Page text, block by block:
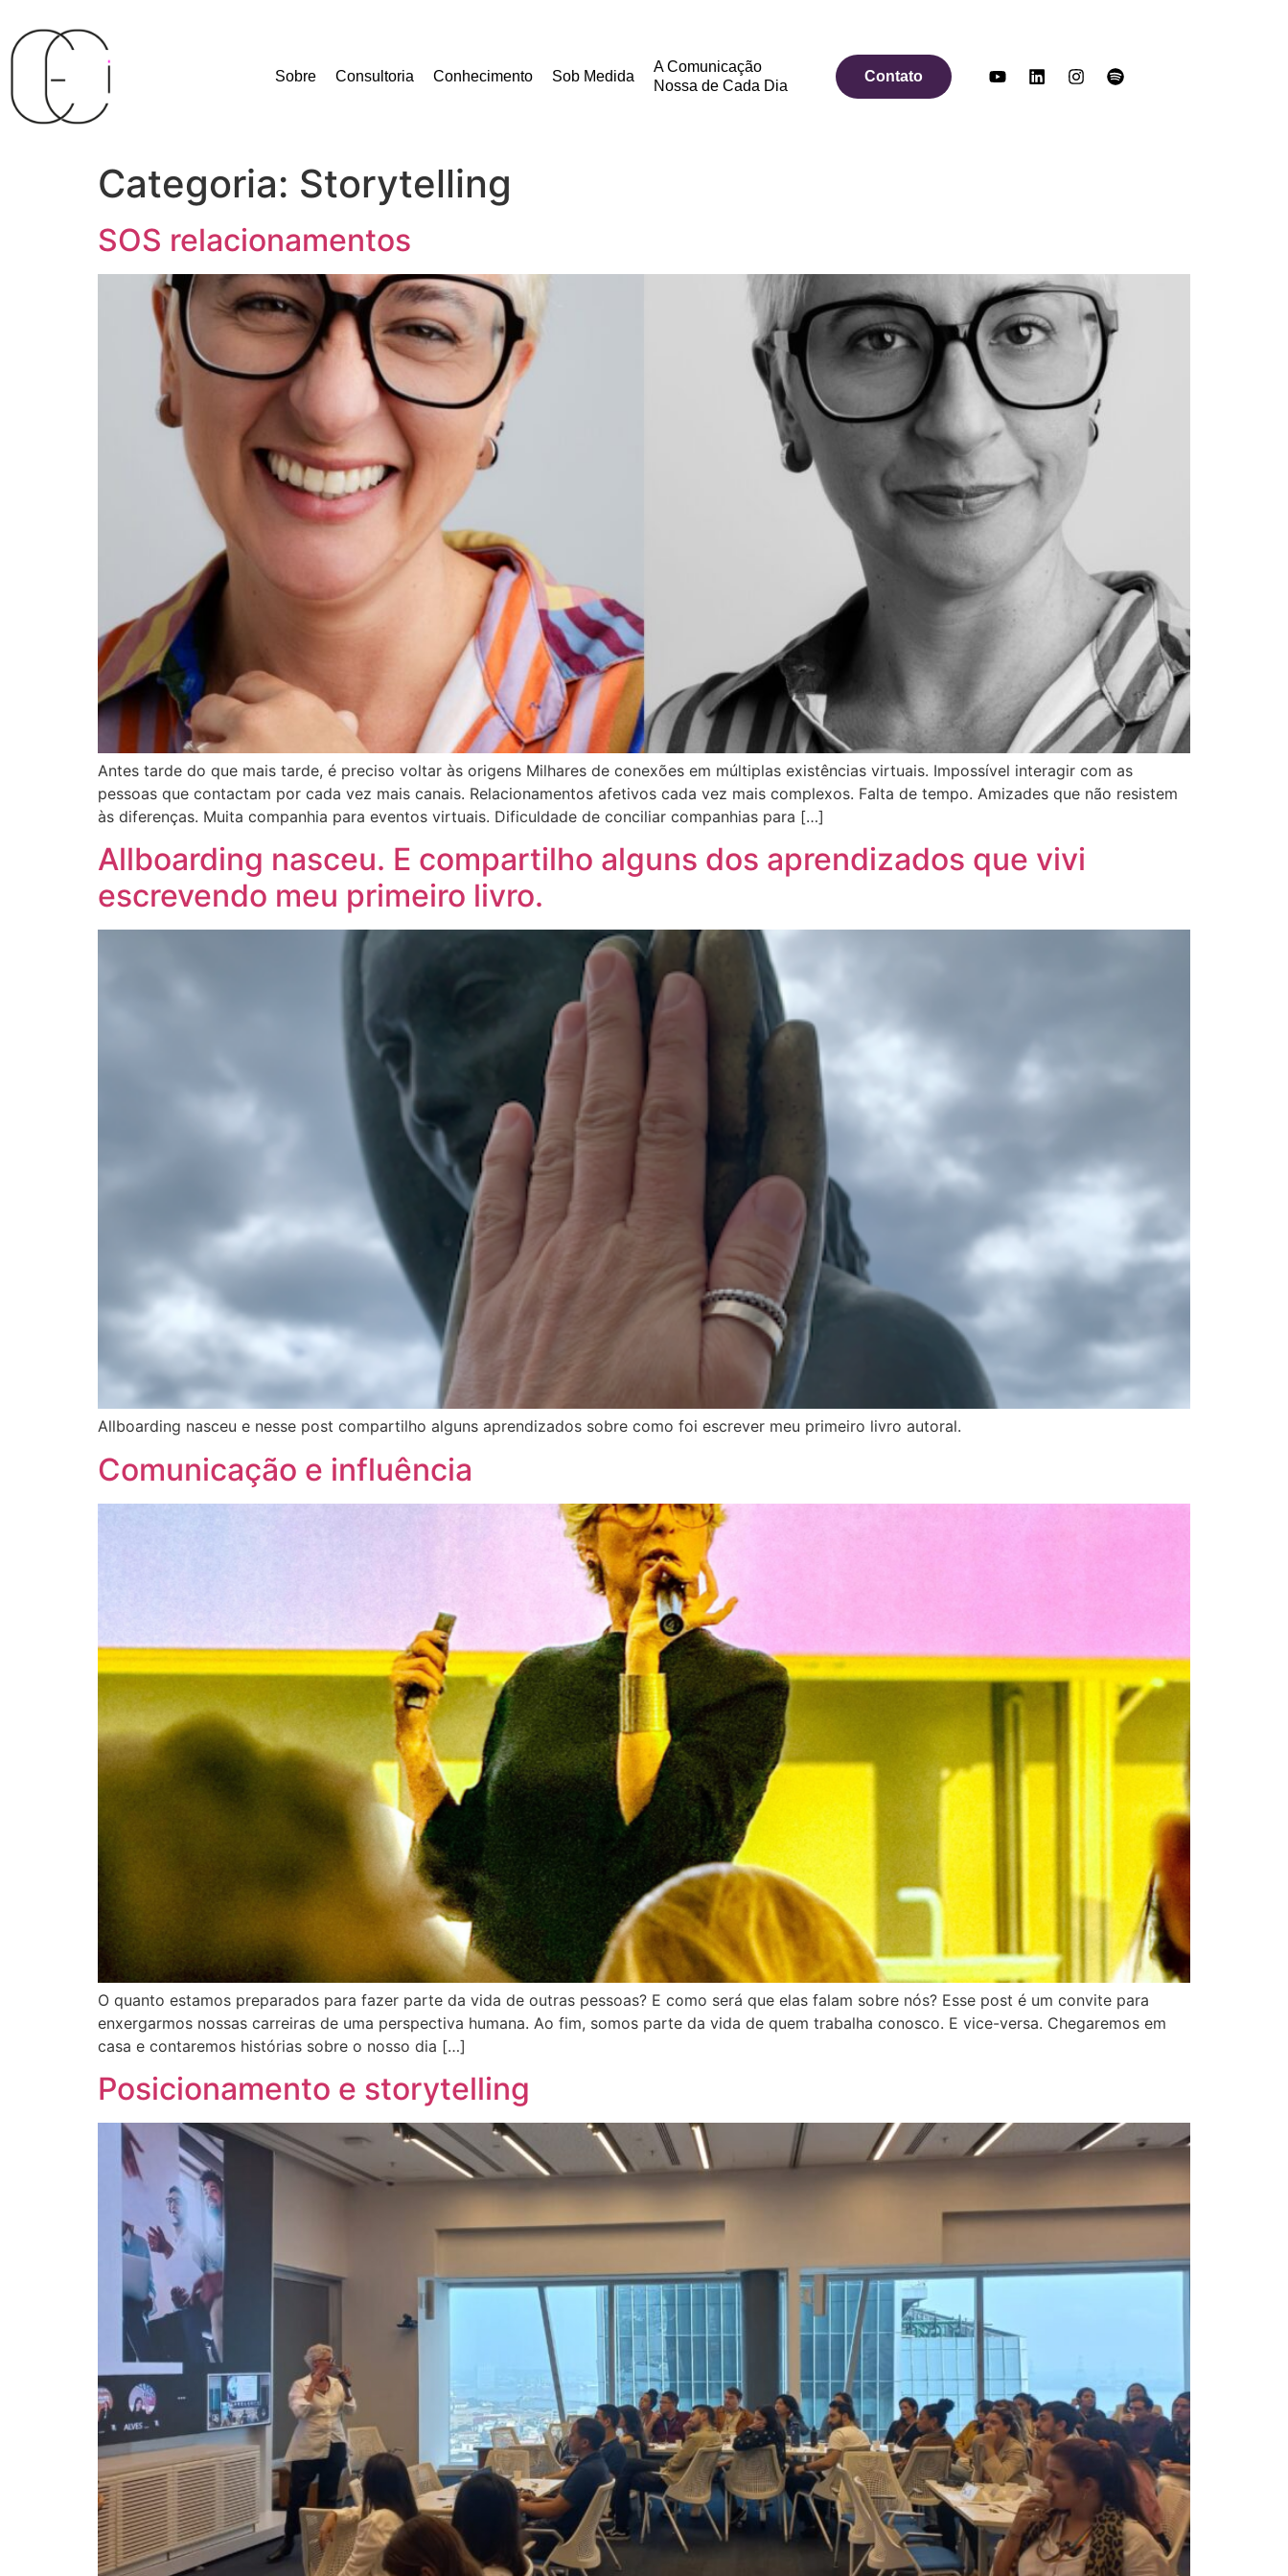
Sobre Consultoria Conhecimento Sob Medida
A Comunicação
Nossa de Cada Dia
Contato
Categoria: Storytelling
SOS relacionamentos
Antes tarde do que mais tarde, é preciso voltar às origens Milhares de conexões em múltiplas existências virtuais. Impossível interagir com as
pessoas que contactam por cada vez mais canais. Relacionamentos afetivos cada vez mais complexos. Falta de tempo. Amizades que não resistem
às diferenças. Muita companhia para eventos virtuais. Dificuldade de conciliar companhias para […]
Allboarding nasceu. E compartilho alguns dos aprendizados que vivi
escrevendo meu primeiro livro.
Allboarding nasceu e nesse post compartilho alguns aprendizados sobre como foi escrever meu primeiro livro autoral.
Comunicação e influência
O quanto estamos preparados para fazer parte da vida de outras pessoas? E como será que elas falam sobre nós? Esse post é um convite para
enxergarmos nossas carreiras de uma perspectiva humana. Ao fim, somos parte da vida de quem trabalha conosco. E vice-versa. Chegaremos em
casa e contaremos histórias sobre o nosso dia […]
Posicionamento e storytelling